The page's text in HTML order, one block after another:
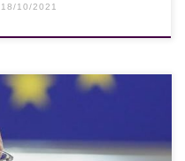
18/10/2021